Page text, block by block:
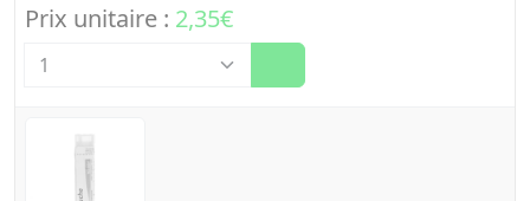
Prix unitaire : 2,35€